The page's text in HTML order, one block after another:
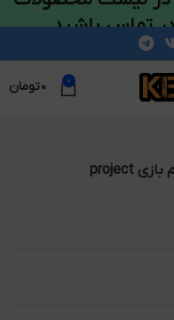
0 ۰تومان
محصولات برچسب خورده “خرید استیم بازی project
تماس باشید